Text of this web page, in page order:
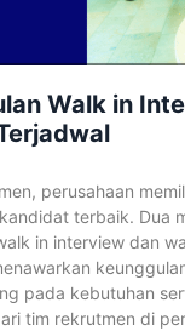
Walk in
perusahaan
terbaik. Dua
in interview dan
pada kebutuhan
tim rekrutmen di